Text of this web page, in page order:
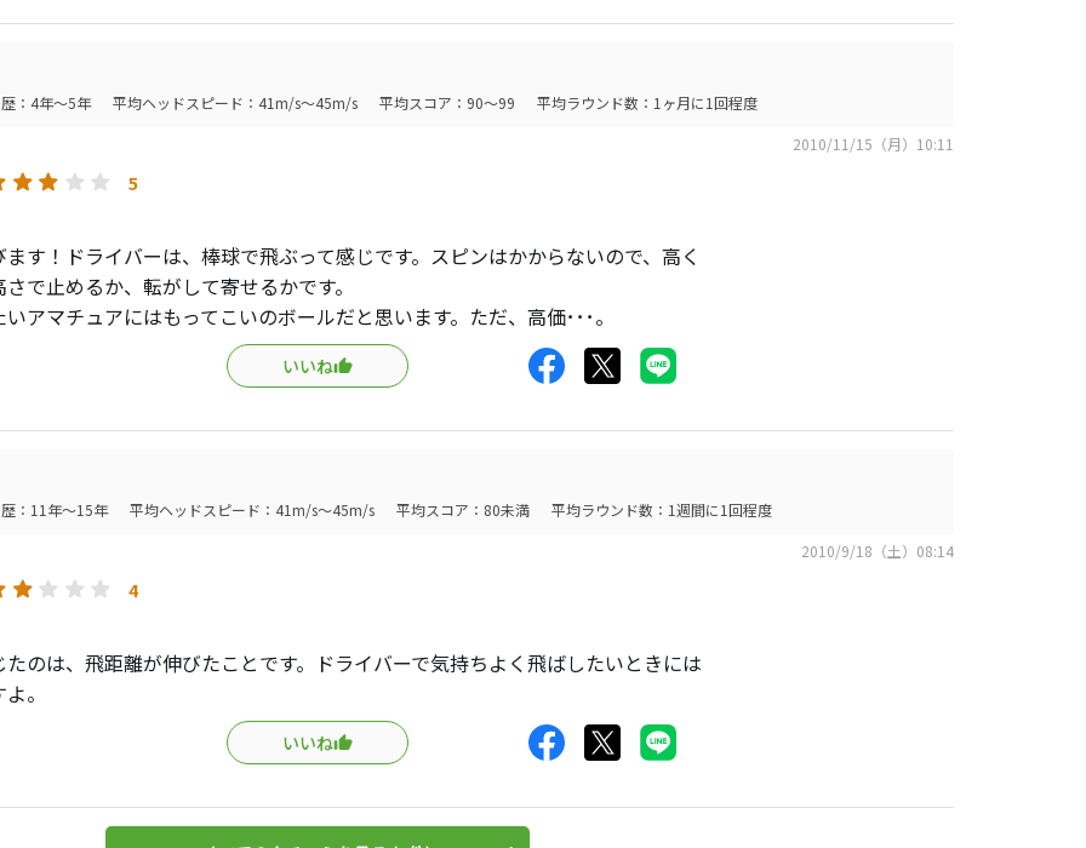
：4年～5年 平均ヘッドスピード：41m/s～45m/s 平均スコア：90～99
平均ラウンド数：1ヶ月に1回程度
2010/11/15（月）10:11
5
ます！ドライバーは、棒球で飛ぶって感じです。スピンはかからないので、高く
で止めるか、転がして寄せるかです。
アマチュアにはもってこいのボールだと思います。ただ、高価･･･。
いいね
：11年～15年 平均ヘッドスピード：41m/s～45m/s 平均スコア：80未満
平均ラウンド数：1週間に1回程度
2010/9/18（土）08:14
4
たのは、飛距離が伸びたことです。ドライバーで気持ちよく飛ばしたいときには
。
いいね